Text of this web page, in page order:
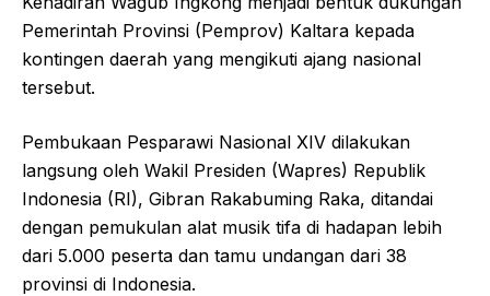
Pemerintah Provinsi (Pemprov) Kaltara kepada
kontingen daerah yang mengikuti ajang nasional
tersebut.
Pembukaan Pesparawi Nasional XIV dilakukan
langsung oleh Wakil Presiden (Wapres) Republik
Indonesia (RI), Gibran Rakabuming Raka, ditandai
dengan pemukulan alat musik tifa di hadapan lebih
dari 5.000 peserta dan tamu undangan dari 38
provinsi di Indonesia.